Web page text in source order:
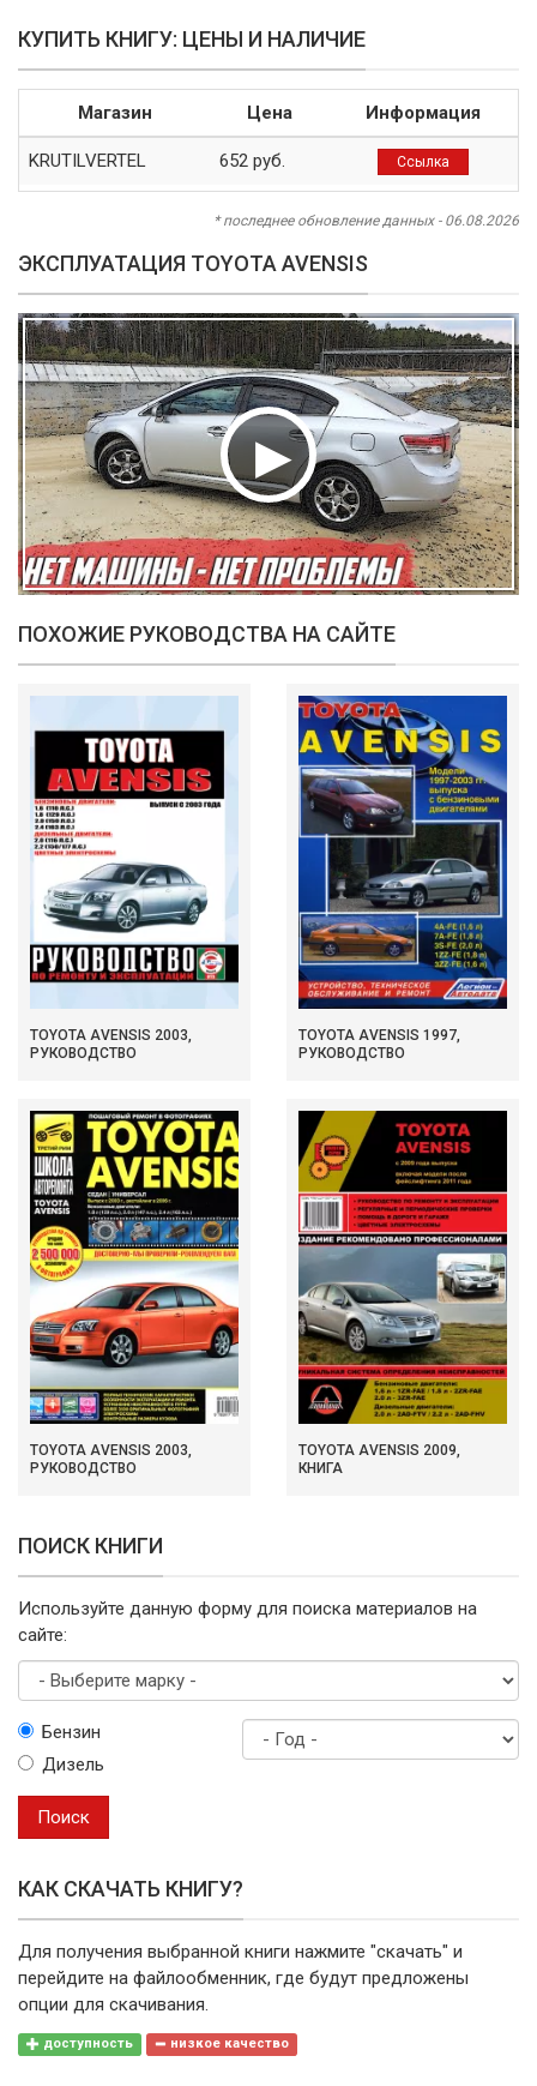
КУПИТЬ КНИГУ: ЦЕНЫ И НАЛИЧИЕ
Магазин Цена Информация
KRUTILVERTEL 652 руб. Ссылка
* последнее обновление данных - 06.08.2026
ЭКСПЛУАТАЦИЯ TOYOTA AVENSIS
ПОХОЖИЕ РУКОВОДСТВА НА САЙТЕ
TOYOTA AVENSIS 2003,
РУКОВОДСТВО
TOYOTA AVENSIS 1997,
РУКОВОДСТВО
TOYOTA AVENSIS 2003,
РУКОВОДСТВО
TOYOTA AVENSIS 2009,
КНИГА
ПОИСК КНИГИ
Используйте данную форму для поиска материалов на
сайте:
маркуБензин
Дизель
Поиск
КАК СКАЧАТЬ КНИГУ?
Для получения выбранной книги нажмите "скачать" и
перейдите на файлообменник, где будут предложены
опции для скачивания.
доступность низкое качество